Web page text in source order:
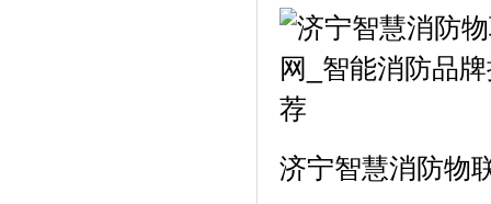
济宁智慧消防物